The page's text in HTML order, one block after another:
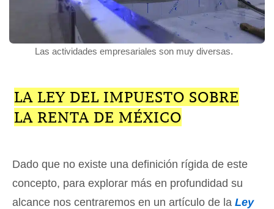
Las actividades empresariales son muy diversas.
LA LEY DEL IMPUESTO SOBRE
LA RENTA DE MÉXICO
Dado que no existe una definición rígida de este
concepto, para explorar más en profundidad su
alcance nos centraremos en un artículo de la Ley